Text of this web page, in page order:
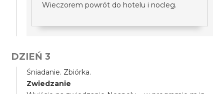
Wieczorem powrót do hotelu i nocleg.
DZIEŃ 3
Śniadanie. Zbiórka.
Zwiedzanie